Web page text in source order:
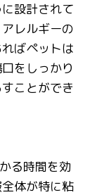
設計されて
レルギーの
ばペットは
をしっかり
ことができ
る時間を効
体が特に粘